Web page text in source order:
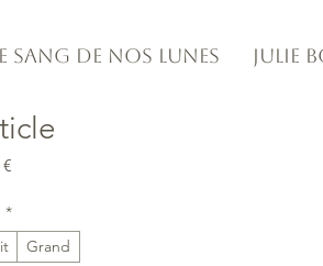
Sang de nos Lunes Julie
*
Grand